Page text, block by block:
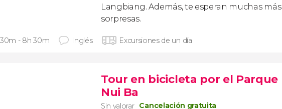
Langbiang. Además, te esperan muchas más
sorpresas.
- 8h 30m Inglés Excursiones de un día
Tour en bicicleta por el
Nui Ba
Sin valorar Cancelación gratuita